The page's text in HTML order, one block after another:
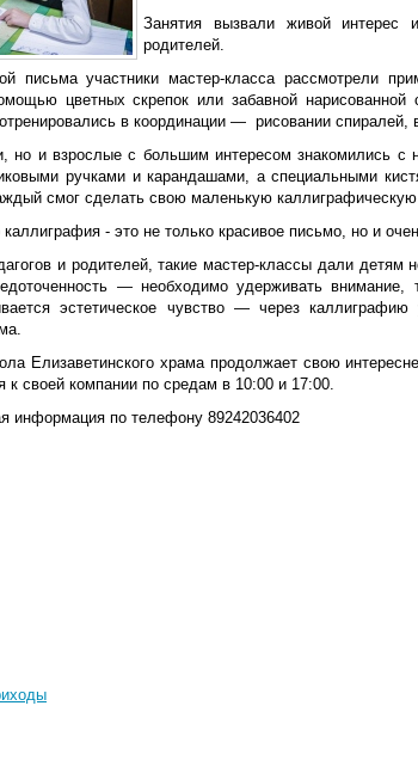
Занятия вызвали живой
родителей.
письма участники мастер-класса рассмотрели
цветных скрепок или забавной нарисованной
в координации — рисовании спиралей,
но и взрослые с большим интересом знакомились
ручками и карандашами, а специальными
смог сделать свою маленькую каллиграфическую
- это не только красивое письмо, но и
и родителей, такие мастер-классы дали детям
— необходимо удерживать
эстетическое чувство — через
Елизаветинского храма продолжает свою
к своей компании по средам в 10:00 и 17:00.
информация по телефону 89242036402